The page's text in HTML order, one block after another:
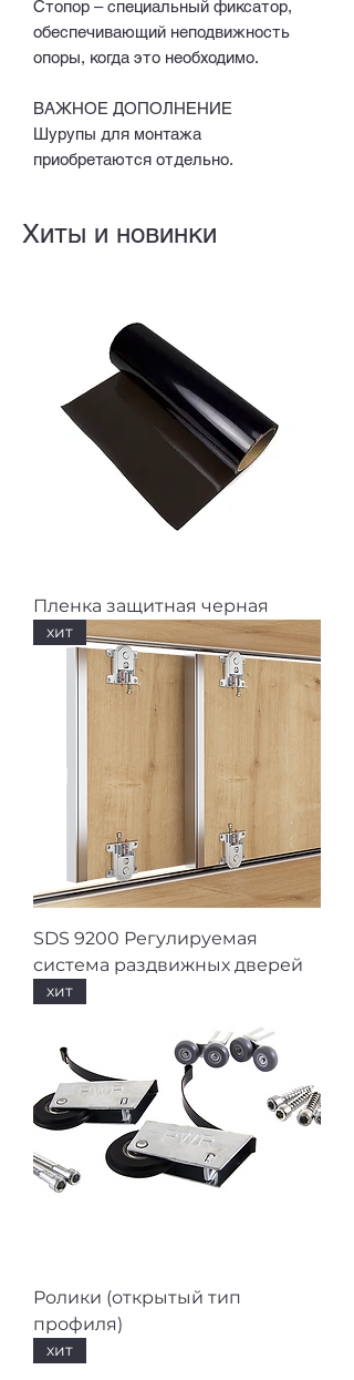
Стопор – специальный фиксатор,
обеспечивающий неподвижность
опоры, когда это необходимо.
ВАЖНОЕ ДОПОЛНЕНИЕ
Шурупы для монтажа
приобретаются отдельно.
Хиты и новинки
Пленка защитная черная
хит
SDS 9200 Регулируемая
система раздвижных дверей
хит
Ролики (открытый тип
профиля)
хит